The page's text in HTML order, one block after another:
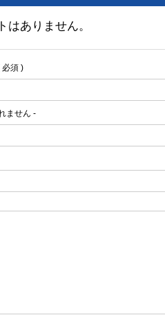
はありません。
必須 )
ません -